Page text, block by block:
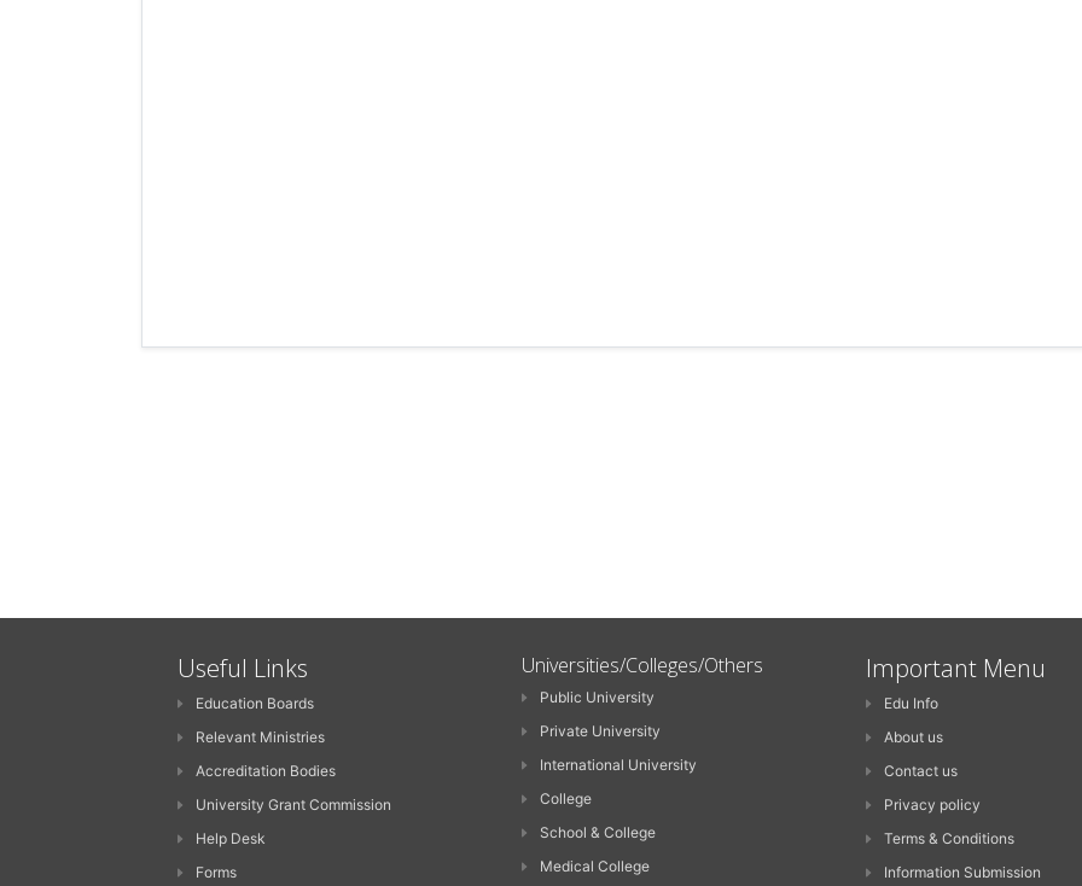
Useful Links
Education Boards
Relevant Ministries
Accreditation Bodies
University Grant Commission
Help Desk
Forms
Universities/Colleges/Others
Public University
Private University
International University
College
School & College
Medical College
Important Menu
Edu Info
About us
Contact us
Privacy policy
Terms & Conditions
Information Submission